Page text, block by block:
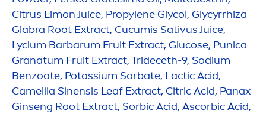
Citrus Limon Juice, Propylene Glycol, Glycyrrhiza
Glabra Root Extract, Cucumis Sativus Juice,
Lycium Barbarum Fruit Extract, Glucose, Punica
Granatum Fruit Extract, Trideceth-9, Sodium
Benzoate, Potassium Sorbate, Lactic Acid,
Camellia Sinensis Leaf Extract, Citric Acid, Panax
Ginseng Root Extract, Sorbic Acid, Ascorbic Acid,